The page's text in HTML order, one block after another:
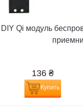
DIY Qi модуль
136 ₴
Купить